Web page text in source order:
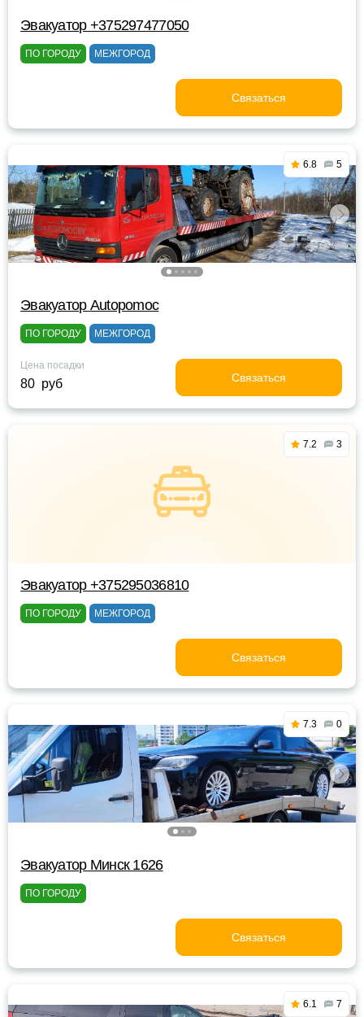
Эвакуатор +375297477050
ПО ГОРОДУ МЕЖГОРОД
Связаться
6.8 5
Эвакуатор Autopomoc
ПО ГОРОДУ МЕЖГОРОД
Цена посадки
80 руб Связаться
7.2 3
Эвакуатор +375295036810
ПО ГОРОДУ МЕЖГОРОД
Связаться
7.3 0
Эвакуатор Минск 1626
ПО ГОРОДУ
Связаться
6.1 7